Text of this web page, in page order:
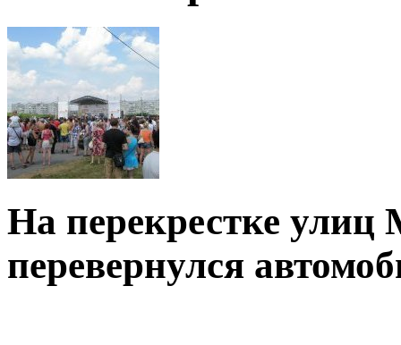
На перекрестке
перевернулся